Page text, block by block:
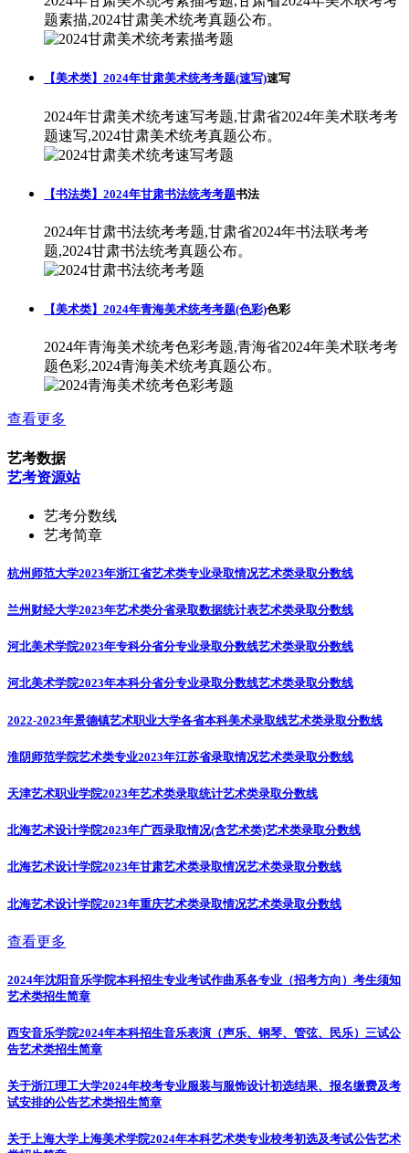
题素描,2024甘肃美术统考真题公布。
【美术类】2024年甘肃美术统考考题(速写)速写
2024年甘肃美术统考速写考题,甘肃省2024年美术联考考
题速写,2024甘肃美术统考真题公布。
【书法类】2024年甘肃书法统考考题书法
2024年甘肃书法统考考题,甘肃省2024年书法联考考
题,2024甘肃书法统考真题公布。
【美术类】2024年青海美术统考考题(色彩)色彩
2024年青海美术统考色彩考题,青海省2024年美术联考考
题色彩,2024青海美术统考真题公布。
查看更多
艺考数据
艺考资源站
艺考分数线
艺考简章
杭州师范大学2023年浙江省艺术类专业录取情况艺术类录取分数线
兰州财经大学2023年艺术类分省录取数据统计表艺术类录取分数线
河北美术学院2023年专科分省分专业录取分数线艺术类录取分数线
河北美术学院2023年本科分省分专业录取分数线艺术类录取分数线
2022-2023年景德镇艺术职业大学各省本科美术录取线艺术类录取分数线
淮阴师范学院艺术类专业2023年江苏省录取情况艺术类录取分数线
天津艺术职业学院2023年艺术类录取统计艺术类录取分数线
北海艺术设计学院2023年广西录取情况(含艺术类)艺术类录取分数线
北海艺术设计学院2023年甘肃艺术类录取情况艺术类录取分数线
北海艺术设计学院2023年重庆艺术类录取情况艺术类录取分数线
查看更多
2024年沈阳音乐学院本科招生专业考试作曲系各专业（招考方向）考生须知
艺术类招生简章
西安音乐学院2024年本科招生音乐表演（声乐、钢琴、管弦、民乐）三试公
告艺术类招生简章
关于浙江理工大学2024年校考专业服装与服饰设计初选结果、报名缴费及考
试安排的公告艺术类招生简章
关于上海大学上海美术学院2024年本科艺术类专业校考初选及考试公告艺术